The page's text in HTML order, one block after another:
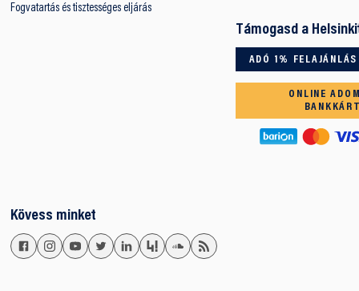
Fogvatartás és tisztességes eljárás
Támogasd a
ADÓ 1% FELAJÁNLÁS
ONLINE
Kövess minket